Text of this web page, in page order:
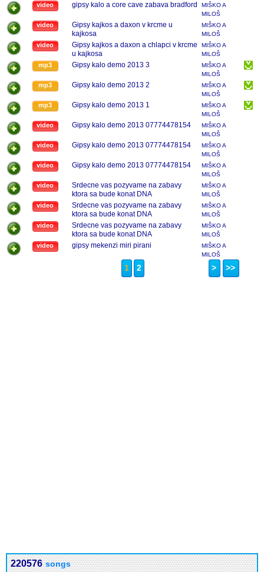
video gipsy kalo a core cave zabava bradford
MIŠKO A
MILOŠ
video
Gipsy kajkos a daxon v krcme u
kajkosa
MIŠKO A
MILOŠ
video
Gipsy kajkos a daxon a chlapci v krcme
u kajkosa
MIŠKO A
MILOŠ
mp3 Gipsy kalo demo 2013 3
MIŠKO A
MILOŠ
mp3 Gipsy kalo demo 2013 2
MIŠKO A
MILOŠ
mp3 Gipsy kalo demo 2013 1
MIŠKO A
MILOŠ
video Gipsy kalo demo 2013 07774478154
MIŠKO A
MILOŠ
video Gipsy kalo demo 2013 07774478154
MIŠKO A
MILOŠ
video Gipsy kalo demo 2013 07774478154
MIŠKO A
MILOŠ
video
Srdecne vas pozyvame na zabavy
ktora sa bude konat DNA
22.11.2013....v bare persia...o 20
hod...zabavat vas bude Gipsy mekenzi
pavlovce usporiadateia apen
mirga....adresa adresa bd8 7at keighley
rd
MIŠKO A
MILOŠ
video
Srdecne vas pozyvame na zabavy
ktora sa bude konat DNA
22.11.2013....v bare persia...o 20
hod...zabavat vas bude Gipsy mekenzi
pavlovce usporiadateia apen
mirga....adresa adresa bd8 7at keighley
MIŠKO A
MILOŠ
video
Srdecne vas pozyvame na zabavy
ktora sa bude konat DNA
22.11.2013....v bare persia...o 20
pavlovce usporiadateia apen
mirga....adresa adresa bd8 7at keighley
MIŠKO A
MILOŠ
video gipsy mekenzi miri pirani
MIŠKO A
MILOŠ
1 2 > >>
220576 songs